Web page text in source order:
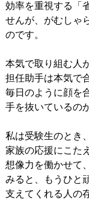
効率を重視する「
せんが、がむしゃ
のです。
本気で取り組む人
担任助手は本気で
毎日のように顔を
手を抜いているの
私は受験生のとき
家族の応援にこた
想像力を働かせて
みると、もうひと
支えてくれる人の